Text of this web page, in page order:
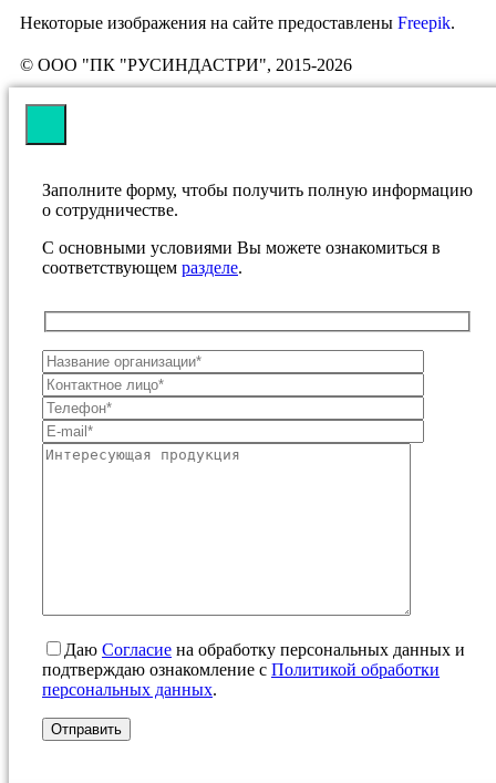
Некоторые изображения на сайте предоставлены Freepik.
© ООО "ПК "РУСИНДАСТРИ", 2015-2026
Заполните форму, чтобы получить полную информацию
о сотрудничестве.
С основными условиями Вы можете ознакомиться в
соответствующем разделе.
Даю Согласие на обработку персональных данных и
подтверждаю ознакомление с Политикой обработки
персональных данных.